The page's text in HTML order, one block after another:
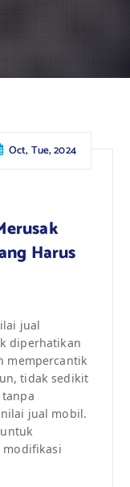
Oct, Tue, 2024
Harus
jual
diperhatikan
mempercantik
tidak sedikit
jual mobil.
modifikasi